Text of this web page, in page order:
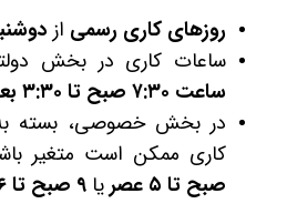
روزهای کاری رسمی از
ساعات کاری در بخش
ساعت ۷:۳۰ صبح تا ۳:۳۰ بعدازظهر
در بخش خصوصی، بسته
کاری ممکن است متغیر
صبح تا ۵ عصر
یا ۹ صبح تا ۶ عصر